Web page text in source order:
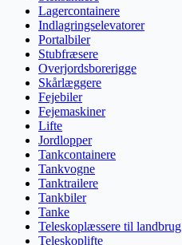
Lagercontainere
Indlagringselevatorer
Portalbiler
Stubfræsere
Overjordsborerigge
Skårlæggere
Fejebiler
Fejemaskiner
Lifte
Jordlopper
Tankcontainere
Tankvogne
Tanktrailere
Tankbiler
Tanke
Teleskoplæssere til landbrug
Teleskoplifte